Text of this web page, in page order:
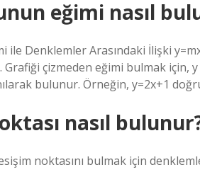
eğimi nasıl
ile Denklemler Arasındaki İlişki
çizmeden eğimi bulmak için,
bulunur. Örneğin, y=2x+1
nasıl
noktasını bulmak için